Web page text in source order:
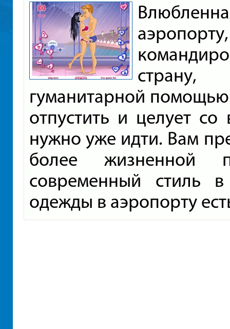
гуманитарной
отпустить и целует
нужно уже идти. Вам
более жизненной
современный стиль
одежды в аэропорту